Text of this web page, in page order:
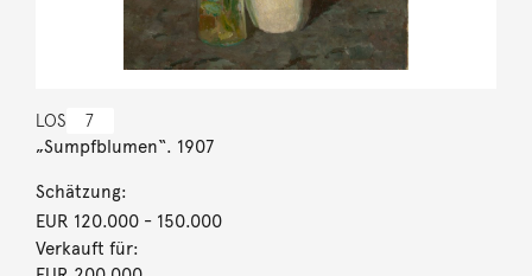
LOS 7
„Sumpfblumen“. 1907
Schätzung:
EUR 120.000- 150.000
Verkauft für: